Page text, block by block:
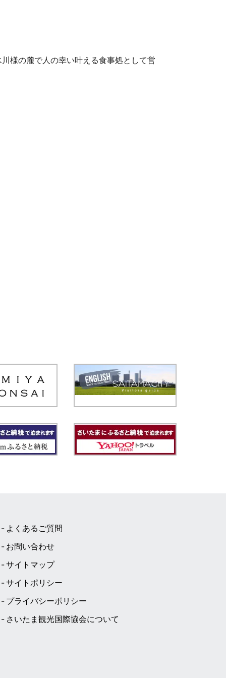
様の麓で人の幸い叶える食事処として営
よくあるご質問
お問い合わせ
サイトマップ
サイトポリシー
プライバシーポリシー
さいたま観光国際協会について